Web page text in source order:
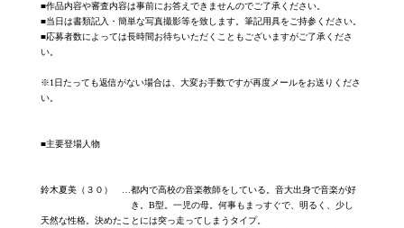
■作品内容や審査内容は事前にお答えできませんのでご了承ください。
■当日は書類記入・簡単な写真撮影等を致します。筆記用具をご持参ください。
■応募者数によっては長時間お待ちいただくこともございますがご了承くださ
い。
※1日たっても返信がない場合は、大変お手数ですが再度メールをお送りくださ
い。
■主要登場人物
鈴木夏美（３０） …都内で高校の音楽教師をしている。音大出身で音楽が好
き。B型。一児の母。何事もまっすぐで、明るく、少し
天然な性格。決めたことには突っ走ってしまうタイプ。